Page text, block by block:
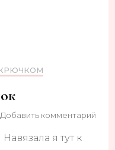
Добавить комментарийк
я тут к